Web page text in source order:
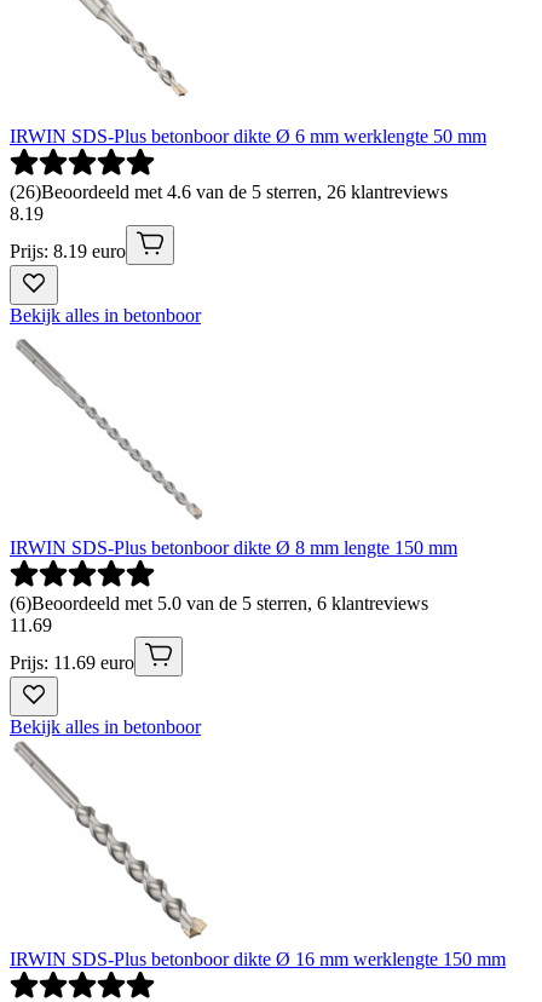
IRWIN SDS-Plus betonboor dikte Ø 6 mm werklengte 50 mm
(26)Beoordeeld met 4.6 van de 5 sterren, 26 klantreviews
8.19
Prijs: 8.19 euro
Bekijk alles in betonboor
IRWIN SDS-Plus betonboor dikte Ø 8 mm lengte 150 mm
(6)Beoordeeld met 5.0 van de 5 sterren, 6 klantreviews
11 .69
Prijs: 11.69 euro
Bekijk alles in betonboor
IRWIN SDS-Plus betonboor dikte Ø 16 mm werklengte 150 mm